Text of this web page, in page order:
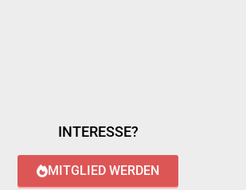
INTERESSE?
MITGLIED WERDEN